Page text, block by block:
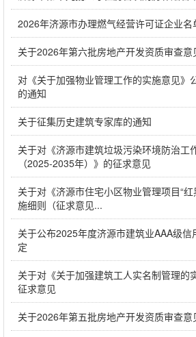
2026年济源市办理燃气经营许可证企业名
关于2026年第六批房地产开发资质审查意
对《关于加强物业管理工作的实施意见》
的通知
关于征集历史建筑专家库的通知
关于对《济源市建筑垃圾污染环境防治工
（2025-2035年）》的征求意见
关于对《济源市住宅小区物业管理项目“红
施细则（征求意见...
关于公布2025年度济源市建筑业AAA级信
定
关于对《关于加强建筑工人实名制管理的
征求意见
关于2026年第五批房地产开发资质审查意